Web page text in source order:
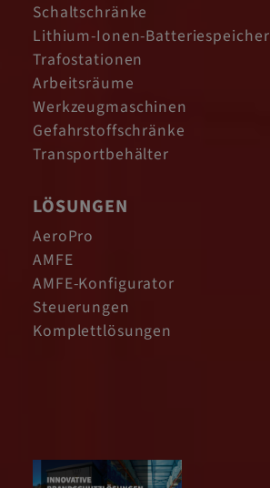
Schaltschränke
Lithium-Ionen-Batteriespeicher
Trafostationen
Arbeitsräume
Werkzeugmaschinen
Gefahrstoffschränke
Transportbehälter
LÖSUNGEN
AeroPro
AMFE
AMFE-Konfigurator
Steuerungen
Komplettlösungen